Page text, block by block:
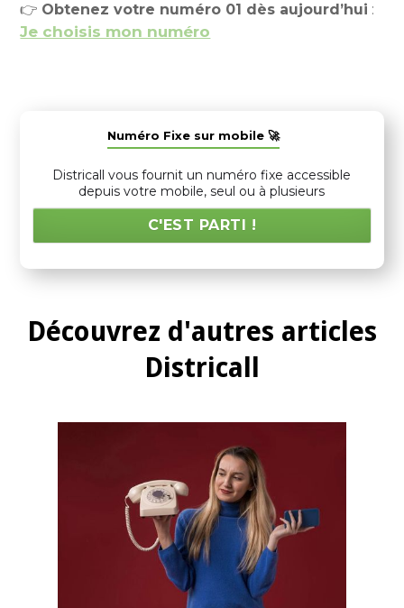
👉 Obtenez votre numéro 01 dès aujourd’hui :
Je choisis mon numéro
Numéro Fixe sur mobile 🚀
Districall vous fournit un numéro fixe accessible
depuis votre mobile, seul ou à plusieurs
C'EST PARTI !
Découvrez d'autres articles
Districall